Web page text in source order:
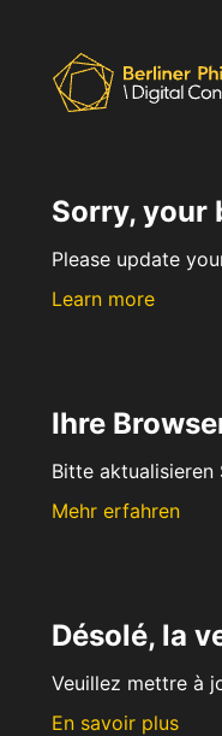
Sorry, your
Please update
Learn more
Ihre
Bitte aktualisieren
Mehr erfahren
Désolé, la
Veuillez mettre à
En savoir plus